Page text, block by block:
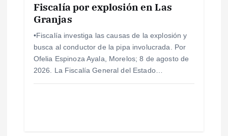
Fiscalía por explosión en Las
Granjas
•Fiscalía investiga las causas de la explosión y
busca al conductor de la pipa involucrada. Por
Ofelia Espinoza Ayala, Morelos; 8 de agosto de
2026. La Fiscalía General del Estado…